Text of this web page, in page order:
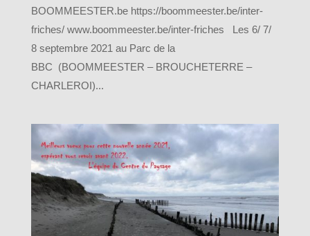
BOOMMEESTER.be https://boommeester.be/inter-
friches/ www.boommeester.be/inter-friches Les 6/ 7/
8 septembre 2021 au Parc de la
BBC (BOOMMEESTER – BROUCHETERRE –
CHARLEROI)...